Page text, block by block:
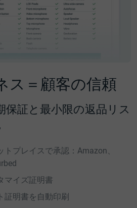
ス＝顧客の信頼
保証と最小限の返品リス
プレイスで承認：Amazon、
マイズ証明書
証明書を自動印刷